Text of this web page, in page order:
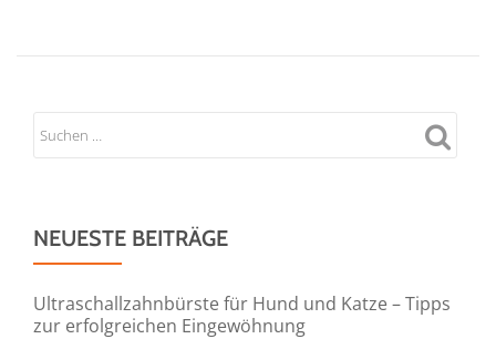
NEUESTE BEITRÄGE
Ultraschallzahnbürste für Hund und Katze – Tipps
zur erfolgreichen Eingewöhnung